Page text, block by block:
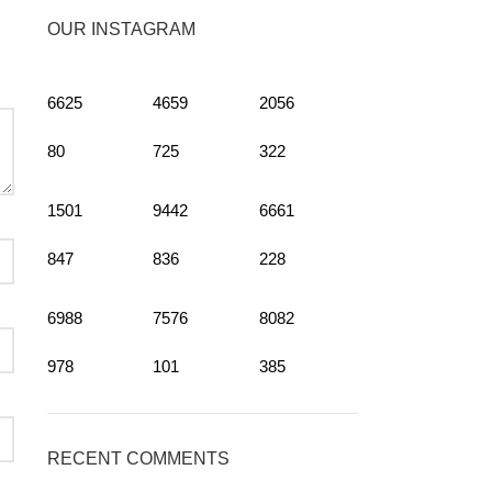
OUR INSTAGRAM
6625
80
4659
725
2056
322
1501
847
9442
836
6661
228
6988
978
7576
101
8082
385
RECENT COMMENTS